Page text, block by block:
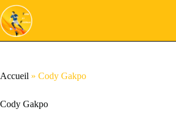
Passer
au
contenu
Accueil » Cody Gakpo
Cody Gakpo